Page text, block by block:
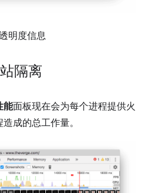
明度信息
隔离
能面板现在会为每个进程提供火
成的总工作量。